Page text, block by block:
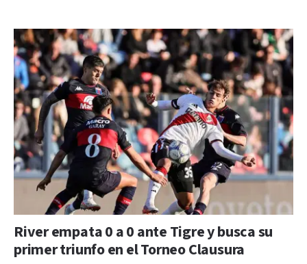
River empata 0 a 0 ante Tigre y busca su
primer triunfo en el Torneo Clausura